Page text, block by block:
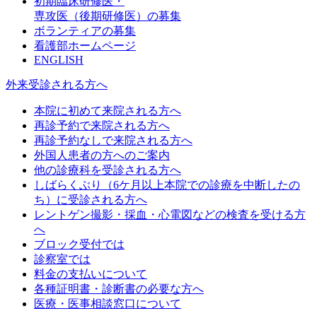
専攻医（後期研修医）の募集
ボランティアの募集
看護部ホームページ
ENGLISH
外来受診される方へ
本院に初めて来院される方へ
再診予約で来院される方へ
再診予約なしで来院される方へ
外国人患者の方へのご案内
他の診療科を受診される方へ
しばらくぶり（6ケ月以上本院での診療を中断したの
ち）に受診される方へ
レントゲン撮影・採血・心電図などの検査を受ける方
へ
ブロック受付では
診察室では
料金の支払いについて
各種証明書・診断書の必要な方へ
医療・医事相談窓口について